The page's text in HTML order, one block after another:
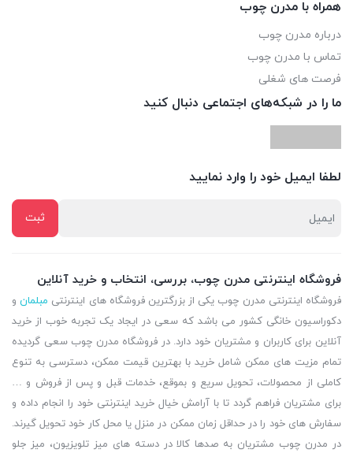
همراه با مدرن چوب
درباره مدرن چوب
تماس با مدرن چوب
فرصت های شغلی
ما را در شبکه‌های اجتماعی دنبال کنید
لطفا ایمیل خود را وارد نمایید
فروشگاه اینترنتی مدرن چوب، بررسی، انتخاب و خرید آنلاین
فروشگاه اینترنتی مدرن چوب یکی از بزرگترین فروشگاه های اینترنتی مبلمانو
دکوراسیون خانگی کشور می باشد که سعی در ایجاد یک تجربه خوب از خرید
آنلاین برای کاربران و مشتریان خود دارد. در فروشگاه مدرن چوب سعی گردیده
تمام مزیت های ممکن شامل خرید با بهترین قیمت ممکن، دسترسی به تنوع
کاملی از محصولات، تحویل سریع و بموقع، خدمات قبل و پس از فروش و …
برای مشتریان فراهم گردد تا با آرامش خیال خرید اینترنتی خود را انجام داده و
سفارش های خود را در حداقل زمان ممکن در منزل یا محل کار خود تحویل گیرند.
در مدرن چوب مشتریان به صدها کالا در دسته های میز تلویزیون، میز جلو